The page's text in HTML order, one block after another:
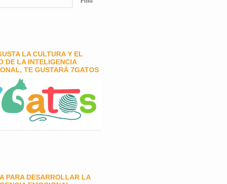
LA CULTURA Y EL
DE LA INTELIGENCIA
TE GUSTARÁ 7GATOS
PARA DESARROLLAR LA